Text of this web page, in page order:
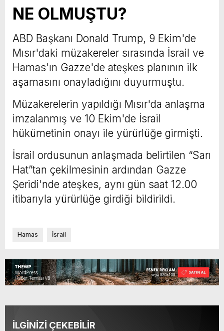
NE OLMUŞTU?
ABD Başkanı Donald Trump, 9 Ekim'de
Mısır'daki müzakereler sırasında İsrail ve
Hamas'ın Gazze'de ateşkes planının ilk
aşamasını onayladığını duyurmuştu.
Müzakerelerin yapıldığı Mısır'da anlaşma
imzalanmış ve 10 Ekim'de İsrail
hükümetinin onayı ile yürürlüğe girmişti.
İsrail ordusunun anlaşmada belirtilen “Sarı
Hat”tan çekilmesinin ardından Gazze
Şeridi'nde ateşkes, aynı gün saat 12.00
itibarıyla yürürlüğe girdiği bildirildi.
Hamas İsrail
İLGİNİZİ ÇEKEBİLİR